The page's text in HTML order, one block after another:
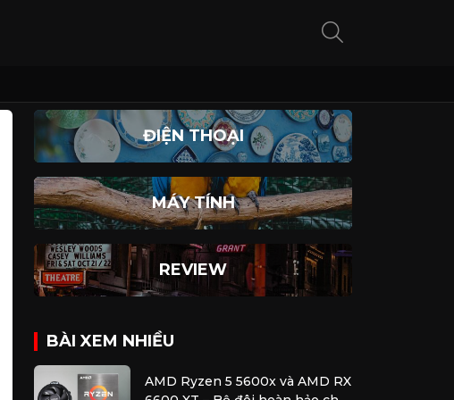
ĐIỆN THOẠI
MÁY TÍNH
REVIEW
BÀI XEM NHIỀU
AMD Ryzen 5 5600x và AMD RX